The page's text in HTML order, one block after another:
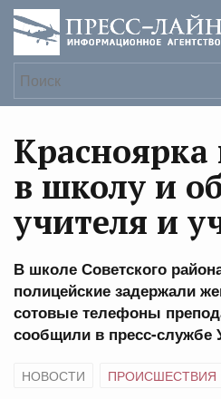
в школу и
учителя и
В школе Советского
полицейские задержали
сотовые телефоны
сообщили в пресс-
НОВОСТИ ПРОИСШЕСТВИЯ